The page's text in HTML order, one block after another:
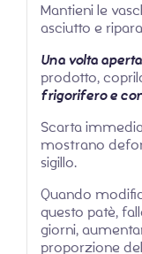
Mantieni le
asciutto e
Una volta
prodotto,
frigorifero e
Scarta
mostrano
sigillo.
Quando
questo patè,
giorni,
proporzione